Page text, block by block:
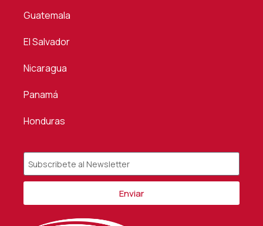
Guatemala
El Salvador
Nicaragua
Panamá
Honduras
Enviar